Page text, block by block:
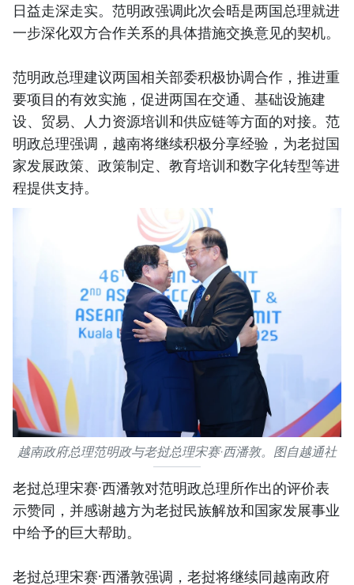
日益走深走实。范明政强调此次会晤是两国总理就进
一步深化双方合作关系的具体措施交换意见的契机。
范明政总理建议两国相关部委积极协调合作，推进重
要项目的有效实施，促进两国在交通、基础设施建
设、贸易、人力资源培训和供应链等方面的对接。范
明政总理强调，越南将继续积极分享经验，为老挝国
家发展政策、政策制定、教育培训和数字化转型等进
程提供支持。
越南政府总理范明政与老挝总理宋赛·西潘敦。图自越通社
老挝总理宋赛·西潘敦对范明政总理所作出的评价表
示赞同，并感谢越方为老挝民族解放和国家发展事业
中给予的巨大帮助。
老挝总理宋赛·西潘敦强调，老挝将继续同越南政府